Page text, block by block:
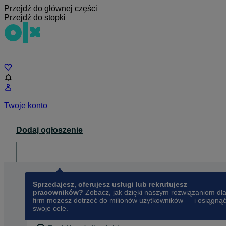
Przejdź do głównej części
Przejdź do stopki
Twoje konto
Dodaj ogłoszenie
Sprzedajesz, oferujesz usługi lub rekrutujesz
pracowników? Zobacz, jak dzięki naszym rozwiązaniom dla
firm możesz dotrzeć do milionów użytkowników — i osiągnąć
swoje cele.